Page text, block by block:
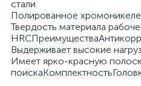
стали
Полированное
Твердость материала
Выдерживает высокие
Имеет ярко-красную